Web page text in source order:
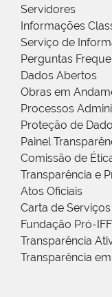
Servidores
Informações
Serviço de
Perguntas
Dados Abertos
Obras em
Processos
Proteção de
Painel
Comissão de
Transparência e
Atos Oficiais
Carta de
Fundação Pró-IFF
Transparência
Transparência